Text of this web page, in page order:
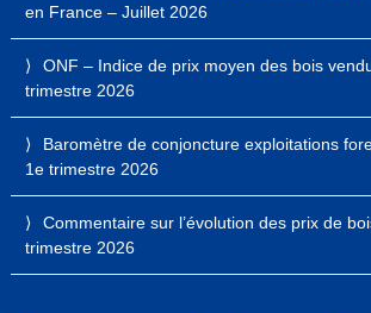
en France – Juillet 2026
ONF – Indice de prix moyen des bois
trimestre 2026
Baromètre de conjoncture exploitations
1e trimestre 2026
Commentaire sur l’évolution des prix de
trimestre 2026